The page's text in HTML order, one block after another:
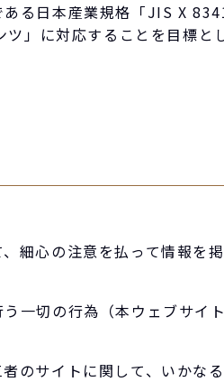
る日本産業規格「JIS X
」に対応することを目標と
細心の注意を払って情報を
一切の行為（本ウェブサイ
のサイトに関して、いかな